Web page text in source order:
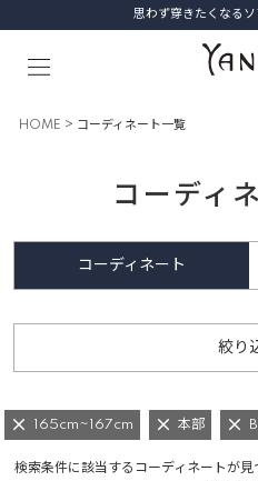
思わず穿きたくなる
HOME コーディネート一覧
コーディ
コーディネート
絞り
165cm~167cm 本部
検索条件に該当するコーディネートが